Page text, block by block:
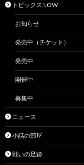
トピックスNOW
お知らせ
発売中（チケット）
発売中
開催中
募集中
ニュース
小話の部屋
戦いの足跡